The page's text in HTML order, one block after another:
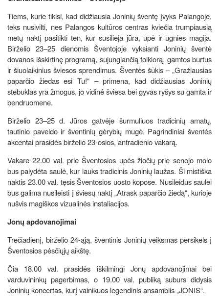
Tiems, kurie tikisi, kad didžiausia Joninių šventę įvyks Palangoje,
teks nusivilti, nes Palangos kultūros centras kviečia trumpiausią
metų naktį pasitikti ten, kur susilieja jūra, upė ir ugnies magija.
Birželio 23–25 dienomis Šventojoje vyksianti Joninių šventė
dovanos išskirtinę programą, sujungiančią folklorą, gamtos burtus
ir šiuolaikinius šviesos sprendimus. Šventės šūkis – „Gražiausias
paparčio žiedas esi Tu!“ – primena, kad didžiausias Joninių
stebuklas yra žmogus, jo vidinė šviesa bei gyvas ryšys su gamta ir
bendruomene.
Birželio 23–25 d. Jūros gatvėje šurmuliuos tradicinių amatų,
tautinio paveldo ir šventinių gėrybių mugė. Pagrindiniai šventės
akcentai prasidės birželio 23-osios, antradienio vakarą.
Vakare 22.00 val. prie Šventosios upės žiočių prie senojo molo
bus palydėta saulė, kur lauks tradicinis Joninių laužas. Ši mistiška
naktis 23.00 val. tęsis Šventosios uosto kopose. Nusileidus saulei
bus galima nusileisti į šviesų naktį „Atrask paparčio žiedą“, kurioje
nušvis magiškos vizualinės instaliacijos.
Jonų apdovanojimai
Trečiadienį, birželio 24-ąją, šventinis Joninių veiksmas persikels į
Šventosios pėsčiųjų aikštę.
Čia 18.00 val. prasidės iškilmingi Jonų apdovanojimai bei
varduvininkų pagerbimas, o 19.00 val. publiką suburs didysis
Joninių koncertas, kurį vainikuos legendinis ansamblis „JONIS“.